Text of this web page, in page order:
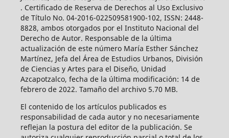
. Certificado de Reserva de Derechos al Uso Exclusivo
de Título No. 04-2016-022509581900-102, ISSN: 2448-
8828, ambos otorgados por el Instituto Nacional del
Derecho de Autor. Responsable de la última
actualización de este número María Esther Sánchez
Martínez, Jefa del Área de Estudios Urbanos, División
de Ciencias y Artes para el Diseño, Unidad
Azcapotzalco, fecha de la última modificación: 14 de
febrero de 2022. Tamaño del archivo 5.70 MB.
El contenido de los artículos publicados es
responsabilidad de cada autor y no necesariamente
reflejan la postura del editor de la publicación. Se